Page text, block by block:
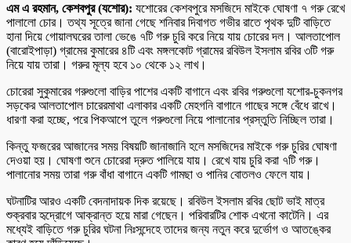
এম এ রহমান, কেশবপুর (যশোর): যশোরের কেশবপুরে মসজিদে মাইকে ঘোষণা ৭ গরু রেখে
পালালো চোর। তথ্য সূত্রে জানা গেছে শনিবার দিবাগত গভীর রাতে পৃথক দুটি বাড়িতে
হানা দিয়ে গোয়ালঘরের তালা ভেঙে ৭টি গরু চুরি করে নিয়ে যায় চোরের দল। আলতাপোল
(বারোইপাড়া) গ্রামের কুমারের ৪টি এবং মঙ্গলকোট গ্রামের রবিউল ইসলাম রবির ৩টি গরু
নিয়ে যায় তারা। গরুর মূল্য হবে ১০ থেকে ১২ লাখ।
চোরেরা সুকুমারের গরুগুলো বাড়ির পাশের একটি বাগানে এবং রবির গরুগুলো যশোর-চুকনগর
সড়কের আলতাপোল চারেরমাথা এলাকার একটি মেহগনি বাগানে গাছের সঙ্গে বেঁধে রাখে।
ধারণা করা হচ্ছে, পরে পিকআপে তুলে গরুগুলো নিয়ে পালানোর প্রস্তুতি নিচ্ছিল তারা।
কিন্তু ফজরের আজানের সময় বিষয়টি জানাজানি হলে মসজিদের মাইকে গরু চুরির ঘোষণা
দেওয়া হয়। ঘোষণা শুনে চোরেরা দ্রুত পালিয়ে যায়। রেখে যায় চুরি করা ৭টি গরু।
পালানোর সময় তারা গরু বাঁধা বাগানে একটি গামছা ও পানির বোতলও ফেলে যায়।
ঘটনাটির আরও একটি বেদনাদায়ক দিক রয়েছে। রবিউল ইসলাম রবির ছোট ভাই মাত্র
শুক্রবার হৃদ্রোগে আক্রান্ত হয়ে মারা গেছেন। পরিবারটির শোক এখনো কাটেনি। এর
মধ্যেই বাড়িতে গরু চুরির ঘটনা নিঃসন্দেহে তাদের জন্য নতুন করে দুর্ভোগ ও আতঙ্কের